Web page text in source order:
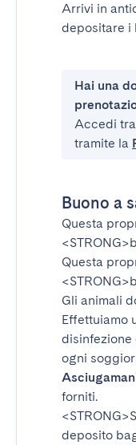
Arrivi in
depositare i
Hai una
Accedi
tramite la
Buono a
Questa
Questa
Gli animali
Effettuiamo
ogni
forniti.
deposito